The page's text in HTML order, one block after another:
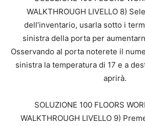
WALKTHROUGH LIVELLO 8)
dell’inventario, usarla sotto i
sinistra della porta per
Osservando al porta noterete il
sinistra la temperatura di 17 e a
aprirà.
SOLUZIONE 100 FLOORS
WALKTHROUGH LIVELLO 9)